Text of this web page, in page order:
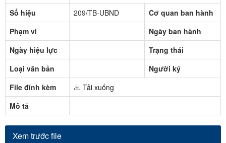
Số hiệu
209/TB-UBND
Cơ quan ban hành
Phạm vi
Ngày ban hành
Ngày hiệu lực
Trạng thái
Loại văn bản
Người ký
File đính kèm
Tải xuống
Mô tả
Xem trước file